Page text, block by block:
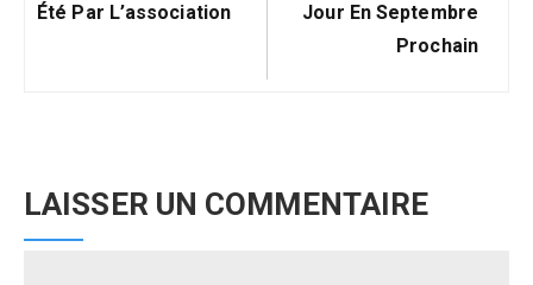
Été Par L’association
Jour En Septembre
Prochain
LAISSER UN COMMENTAIRE